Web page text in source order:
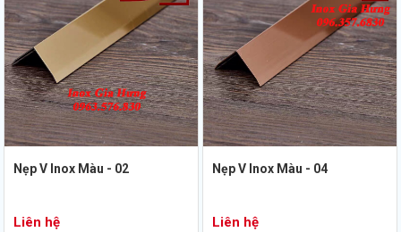
Nẹp V Inox Màu - 02
Liên hệ
Nẹp V Inox Màu - 04
Liên hệ